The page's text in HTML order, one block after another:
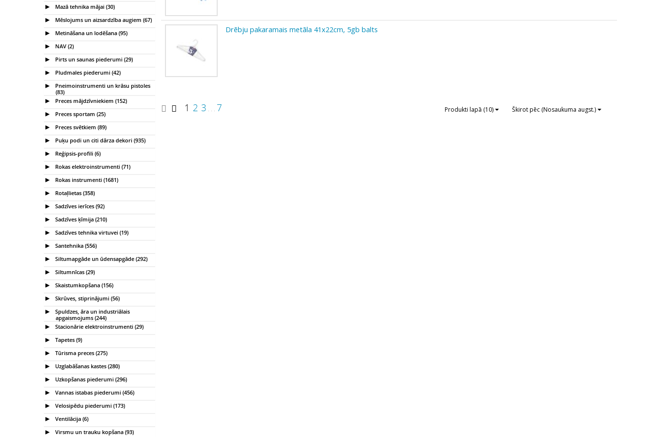
Mazā tehnika mājai (30)
Mēslojums un aizsardzība augiem (67)
Metināšana un lodēšana (95)
NAV (2)
Pirts un saunas piederumi (29)
Pludmales piederumi (42)
Pneimoinstrumenti un krāsu pistoles
(83)
Preces mājdzīvniekiem (152)
Preces sportam (25)
Preces svētkiem (89)
Puķu podi un citi dārza dekori (935)
Reģipsis-profili (6)
Rokas elektroinstrumenti (71)
Rokas instrumenti (1681)
Rotaļlietas (358)
Sadzīves ierīces (92)
Sadzīves ķīmija (210)
Sadzīves tehnika virtuvei (19)
Santehnika (556)
Siltumapgāde un ūdensapgāde (292)
Siltumnīcas (29)
Skaistumkopšana (156)
Skrūves, stiprinājumi (56)
Spuldzes, āra un industriālais
apgaismojums (244)
Stacionārie elektroinstrumenti (29)
Tapetes (9)
Tūrisma preces (275)
Uzglabāšanas kastes (280)
Uzkopšanas piederumi (296)
Vannas istabas piederumi (456)
Velosipēdu piederumi (173)
Ventilācija (6)
Virsmu un trauku kopšana (93)
Drēbju pakaramais metāla 41x22cm, 5gb balts
1 2 3 . . . 7 Produkti lapā (10) Škirot pēc (Nosaukuma augst.)